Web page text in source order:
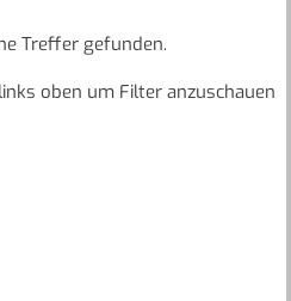
Treffer gefunden.
oben um Filter anzuschauen